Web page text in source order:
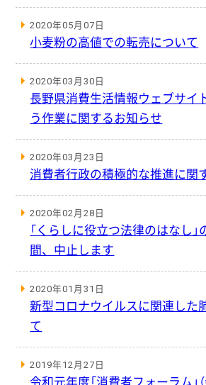
2020年05月07日
小麦粉の高値での転売について
2020年03月30日
長野県消費生活情報ウェブサイ
う作業に関するお知らせ
2020年03月23日
消費者行政の積極的な推進に関
2020年02月28日
「くらしに役立つ法律のはなし
間、中止します
2020年01月31日
新型コロナウイルスに関連した
て
2019年12月27日
令和元年度「消費者フォーラム